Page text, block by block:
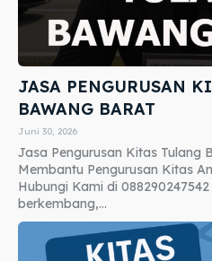
JASA PENGURUSAN
BAWANG BARAT
Juni 30, 2026
Jasa Pengurusan Kitas Tulang
Membantu Pengurusan Kitas
Hubungi Kami di
berkembang,...